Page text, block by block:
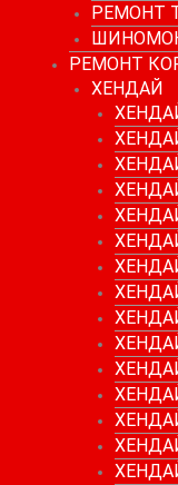
РЕМОНТ
РЕМОНТ
ХЕНДАЙ